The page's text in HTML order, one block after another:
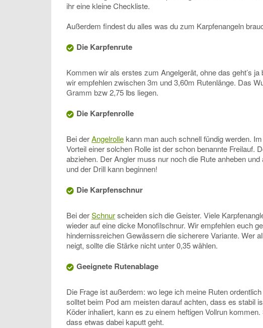
ihr eine kleine Checkliste.
Außerdem findest du alles was du zum Karpfenangeln
Die Karpfenrute
Kommen wir als erstes zum Angelgerät, ohne das geht’s
wir empfehlen zwischen 3m und 3,60m Rutenlänge. Das
Gramm bzw 2,75 lbs liegen.
Die Karpfenrolle
Bei derAngelrolle kann man auch schnell fündig werden.
Vorteil einer solchen Rolle ist der schon benannte Freilauf.
abziehen. Der Angler muss nur noch die Rute anheben
und der Drill kann beginnen!
Die Karpfenschnur
Bei derSchnurscheiden sich die Geister. Viele
wieder auf eine dicke Monofilschnur. Wir empfehlen euch
hindernissreichen Gewässern die sicherere Variante. Wer
neigt, sollte die Stärke nicht unter 0,35 wählen.
Geeignete Rutenablage
Die Frage ist außerdem: wo lege ich meine Ruten
solltet beim Pod am meisten darauf achten, dass es stabil
Köder inhaliert, kann es zu einem heftigen Vollrun
dass etwas dabei kaputt geht.